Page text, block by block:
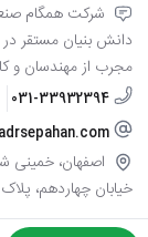
شرکت همگام
مجرب از مهندسان و
031-33932394
اصفهان، خمینی
خیابان چهاردهم، پلاک 106